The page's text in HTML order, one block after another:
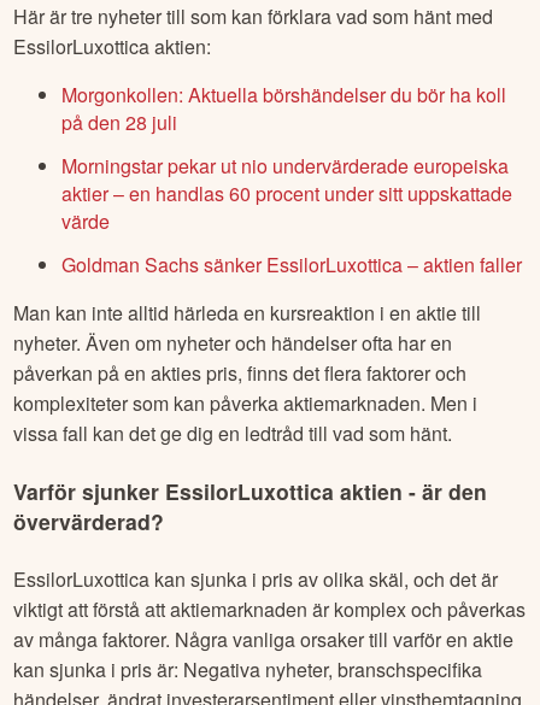
Här är tre nyheter till som kan förklara vad som hänt med
EssilorLuxotticaaktien:
Morgonkollen: Aktuella börshändelser du bör ha koll
på den 28 juli
Morningstar pekar ut nio undervärderade europeiska
aktier – en handlas 60 procent under sitt uppskattade
värde
Goldman Sachs sänker EssilorLuxottica – aktien faller
Man kan inte alltid härleda en kursreaktion i en aktie till
nyheter. Även om nyheter och händelser ofta har en
påverkan på en akties pris, finns det flera faktorer och
komplexiteter som kan påverka aktiemarknaden. Men i
vissa fall kan det ge dig en ledtråd till vad som hänt.
Varför sjunker EssilorLuxottica aktien - är den
övervärderad?
EssilorLuxottica kan sjunka i pris av olika skäl, och det är
viktigt att förstå att aktiemarknaden är komplex och påverkas
av många faktorer. Några vanliga orsaker till varför en aktie
kan sjunka i pris är: Negativa nyheter, branschspecifika